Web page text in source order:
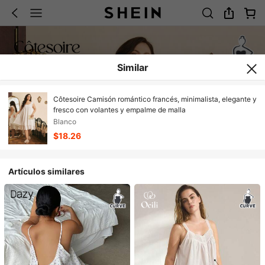
Similar
Côtesoire Camisón romántico francés, minimalista, elegante y
fresco con volantes y empalme de malla
Blanco
$18.26
Artículos similares